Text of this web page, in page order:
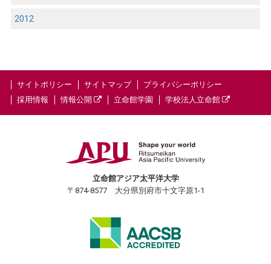
2012
サイトポリシー サイトマップ
プライバシーポリシー
採用情報
情報公開 立命館学園 学校法人立命館
立命館アジア太平洋大学
〒874-8577 大分県別府市十文字原1-1